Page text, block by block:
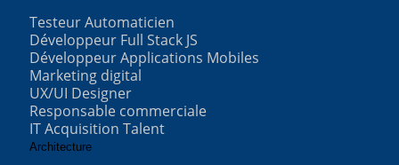
Testeur Automaticien
Développeur Full Stack JS
Développeur Applications Mobiles
Marketing digital
UX/UI Designer
Responsable commerciale
IT Acquisition Talent
Architecture